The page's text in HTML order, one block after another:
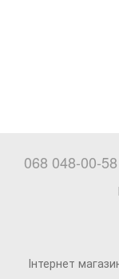
068 048-00-58
Інтернет